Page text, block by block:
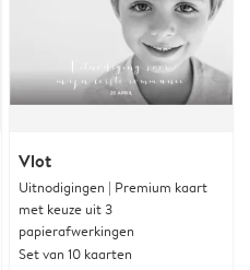
Vlot
Uitnodigingen | Premium kaart
met keuze uit 3
papierafwerkingen
Set van 10 kaarten